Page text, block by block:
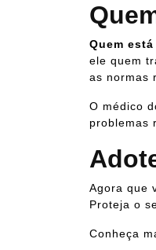
Quem
ele quem
as normas
O médico
problemas
Agora que
Proteja o
Conheça